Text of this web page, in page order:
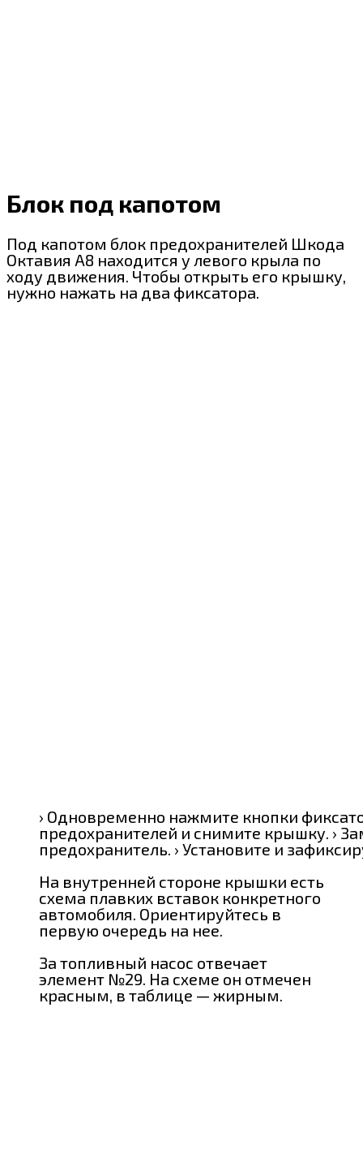
Блок под капотом
Под капотом блок предохранителей Шкода
Октавия А8 находится у левого крыла по
ходу движения. Чтобы открыть его крышку,
нужно нажать на два фиксатора.
› Одновременно нажмите кнопки
предохранителей и снимите крышку. ›
предохранитель. › Установите и
На внутренней стороне крышки есть
схема плавких вставок конкретного
автомобиля. Ориентируйтесь в
первую очередь на нее.
За топливный насос отвечает
элемент №29. На схеме он отмечен
красным, в таблице — жирным.